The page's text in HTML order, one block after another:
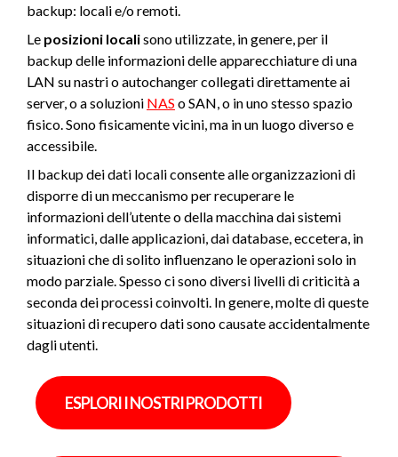
backup: locali e/o remoti.
Le posizioni localisono utilizzate, in genere, per il
backup delle informazioni delle apparecchiature di una
LAN su nastri o autochanger collegati direttamente ai
server, o a soluzioni NAS o SAN, o in uno stesso spazio
fisico. Sono fisicamente vicini, ma in un luogo diverso e
accessibile.
Il backup dei dati locali consente alle organizzazioni di
disporre di un meccanismo per recuperare le
informazioni dell’utente o della macchina dai sistemi
informatici, dalle applicazioni, dai database, eccetera, in
situazioni che di solito influenzano le operazioni solo in
modo parziale. Spesso ci sono diversi livelli di criticità a
seconda dei processi coinvolti. In genere, molte di queste
situazioni di recupero dati sono causate accidentalmente
dagli utenti.
ESPLORI I NOSTRI PRODOTTI